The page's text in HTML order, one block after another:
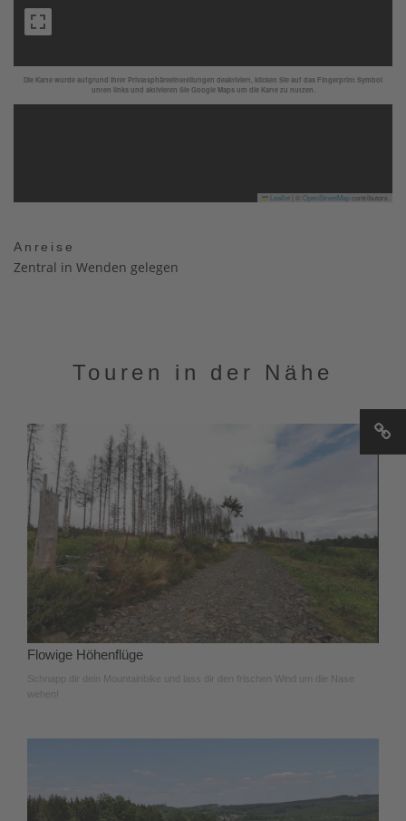
Die Karte wurde aufgrund Ihrer Privatsphäreeinstellungen deaktiviert, klicken Sie auf das Fingerprint Symbol
unten links und aktivieren Sie Google Maps um die Karte zu nutzen.
Leaflet OpenStreetMapcontributors
Anreise
Zentral in Wenden gelegen
Touren in der Nähe
Flowige Höhenflüge
Schnapp dir dein Mountainbike und lass dir den frischen Wind um die Nase
wehen!